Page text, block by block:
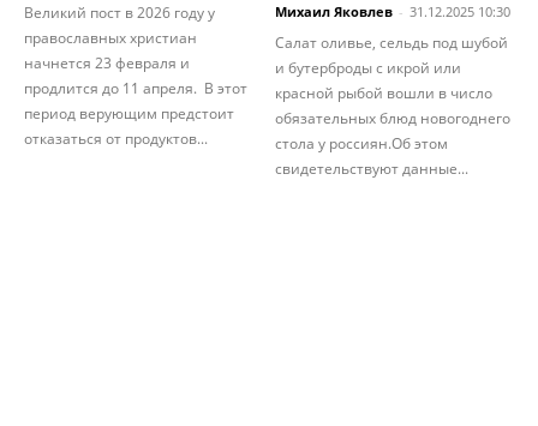
Великий пост в 2026 году у
православных христиан
начнется 23 февраля и
продлится до 11 апреля. В этот
период верующим предстоит
отказаться от продуктов...
Михаил Яковлев - 31.12.2025 10:30
Салат оливье, сельдь под шубой
и бутерброды с икрой или
красной рыбой вошли в число
обязательных блюд новогоднего
стола у россиян.Об этом
свидетельствуют данные...